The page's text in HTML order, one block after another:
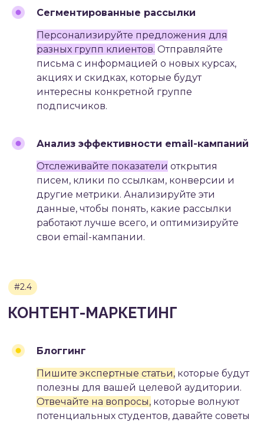
Сегментированные рассылки
Персонализируйте предложения для
разных групп клиентов. Отправляйте
письма с информацией о новых курсах,
акциях и скидках, которые будут
интересны конкретной группе
подписчиков.
Анализ эффективности email-кампаний
Отслеживайте показатели открытия
писем, клики по ссылкам, конверсии и
другие метрики. Анализируйте эти
данные, чтобы понять, какие рассылки
работают лучше всего, и оптимизируйте
свои email-кампании.
Блоггинг
Пишите экспертные статьи, которые будут
полезны для вашей целевой аудитории.
Отвечайте на вопросы, которые волнуют
потенциальных студентов, давайте советы
любым удобным способом
и мы поможем!
ОСТАВИТЬ ЗАЯВКУ
АНАЛИЗ И ОПТИМИЗАЦИЯ
РЕКЛАМНЫХ КАМПАНИЙ
ИСПОЛЬЗОВАНИЕ
АНАЛИТИЧЕСКИХ